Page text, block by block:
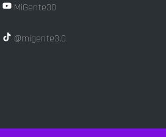
MiGente30
@migente3.0